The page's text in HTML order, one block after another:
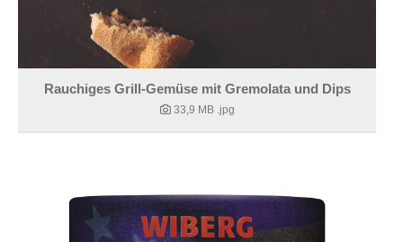
Rauchiges Grill-Gemüse mit Gremolata und Dips
33,9 MB .jpg